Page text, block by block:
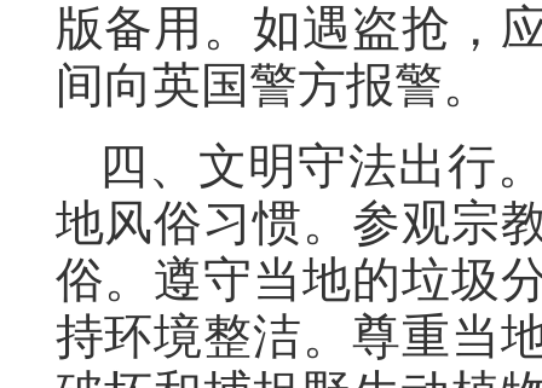
版备用。如遇盗抢，
间向英国警方报警。
四、文明守法出行
地风俗习惯。参观宗
俗。遵守当地的垃圾
持环境整洁。尊重当